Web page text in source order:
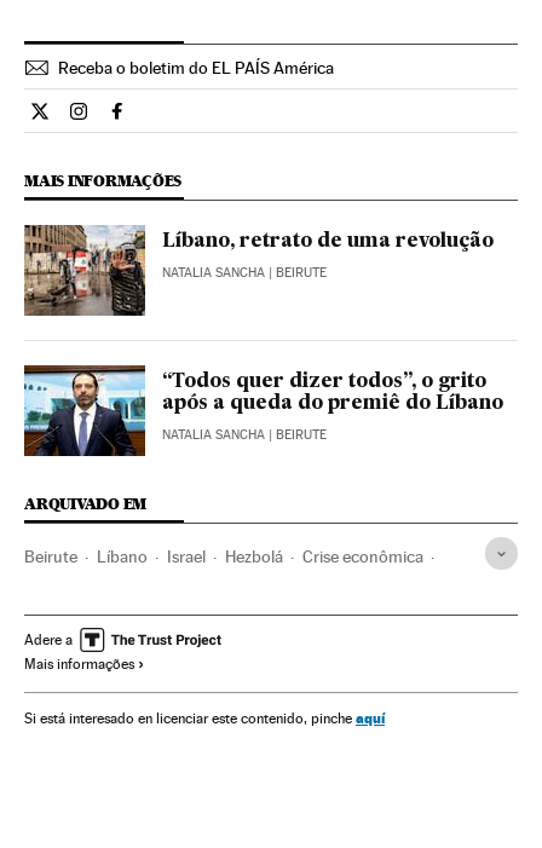
Receba o boletim do EL PAÍS América
Internacional El País Brasil en Twitter
Internacional El País Brasil en Instagram
Internacional El País Brasil en Facebook
MAIS INFORMAÇÕES
Líbano, retrato de uma revolução
NATALIA SANCHA | BEIRUTE
“Todos quer dizer todos”, o grito
após a queda do premiê do Líbano
NATALIA SANCHA | BEIRUTE
ARQUIVADO EM
Beirute Líbano Israel Hezbolá Crise econômica
Explosões Mortes Feridos
Coronavirus Covid-19
Emergencia sanitaria
Adere a
Mais informações
Si está interesado en licenciar este contenido, pinche aquí